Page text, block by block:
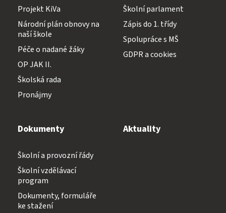
Projekt KiVa
Národní plán obnovy na
naší škole
Péče o nadané žáky
OP JAK II.
Školská rada
Pronájmy
Školní parlament
Zápis do 1. třídy
Spolupráce s MŠ
GDPR a cookies
Dokumenty
Školní a provozní řády
Školní vzdělávací
program
Dokumenty, formuláře
ke stažení
Aktuality